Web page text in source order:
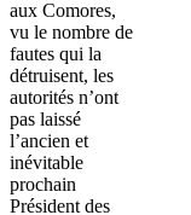
aux Comores,
vu le nombre de
fautes qui la
détruisent, les
autorités n’ont
pas laissé
l’ancien et
inévitable
prochain
Président des